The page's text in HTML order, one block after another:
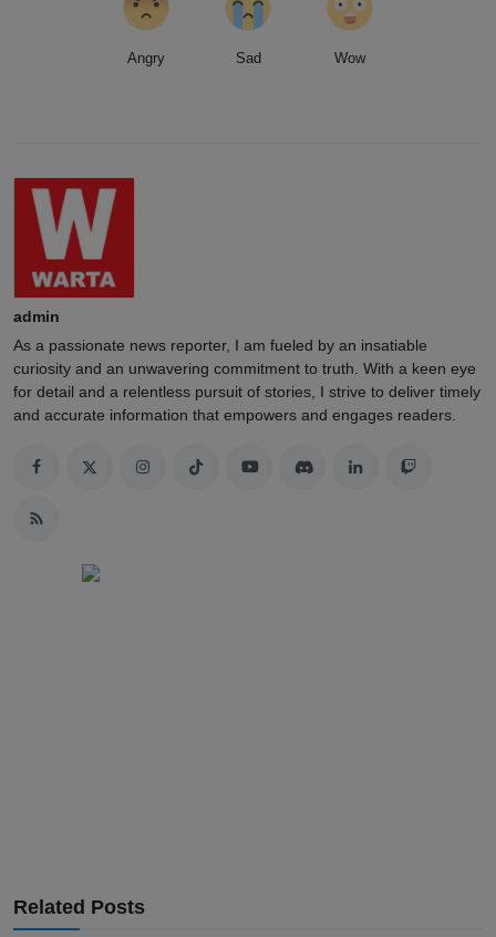
Angry Sad Wow
admin
As a passionate news reporter, I am fueled by an insatiable
curiosity and an unwavering commitment to truth. With a keen eye
for detail and a relentless pursuit of stories, I strive to deliver timely
and accurate information that empowers and engages readers.
Related Posts